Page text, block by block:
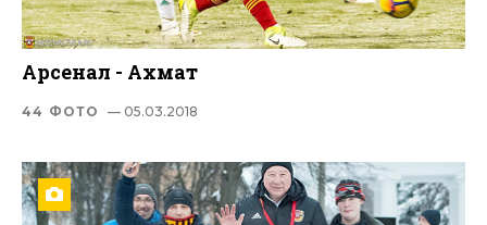
Арсенал - Ахмат
44 ФОТО — 05.03.2018